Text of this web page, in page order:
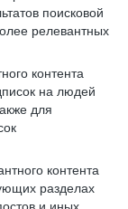
поисковой
релевантных
контента
на людей
для
контента
разделах
и иных